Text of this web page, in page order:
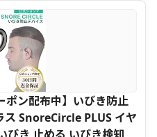
ポン配布中】いびき防止
ス SnoreCircle PLUS イヤ